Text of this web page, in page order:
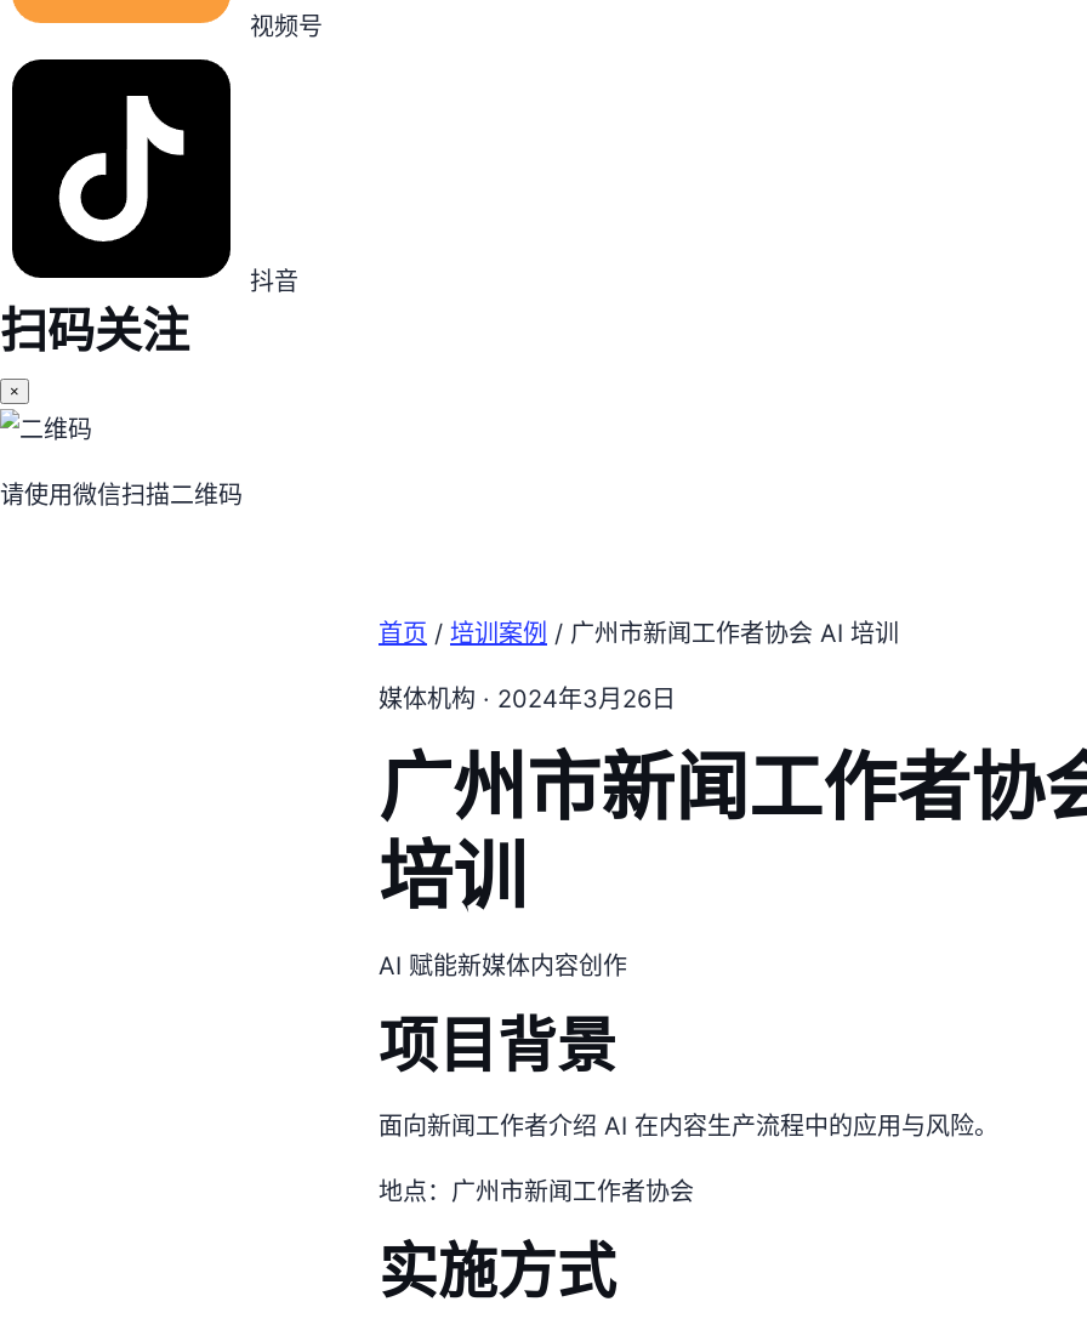
视频号
抖音
扫码关注
×
请使用微信扫描二维码
首页 / 培训案例 / 广州市新闻工作者协会 AI 培训
媒体机构 · 2024年3月26日
广州市新闻工作者协
培训
AI 赋能新媒体内容创作
项目背景
面向新闻工作者介绍 AI 在内容生产流程中的应用与风险。
地点：广州市新闻工作者协会
实施方式